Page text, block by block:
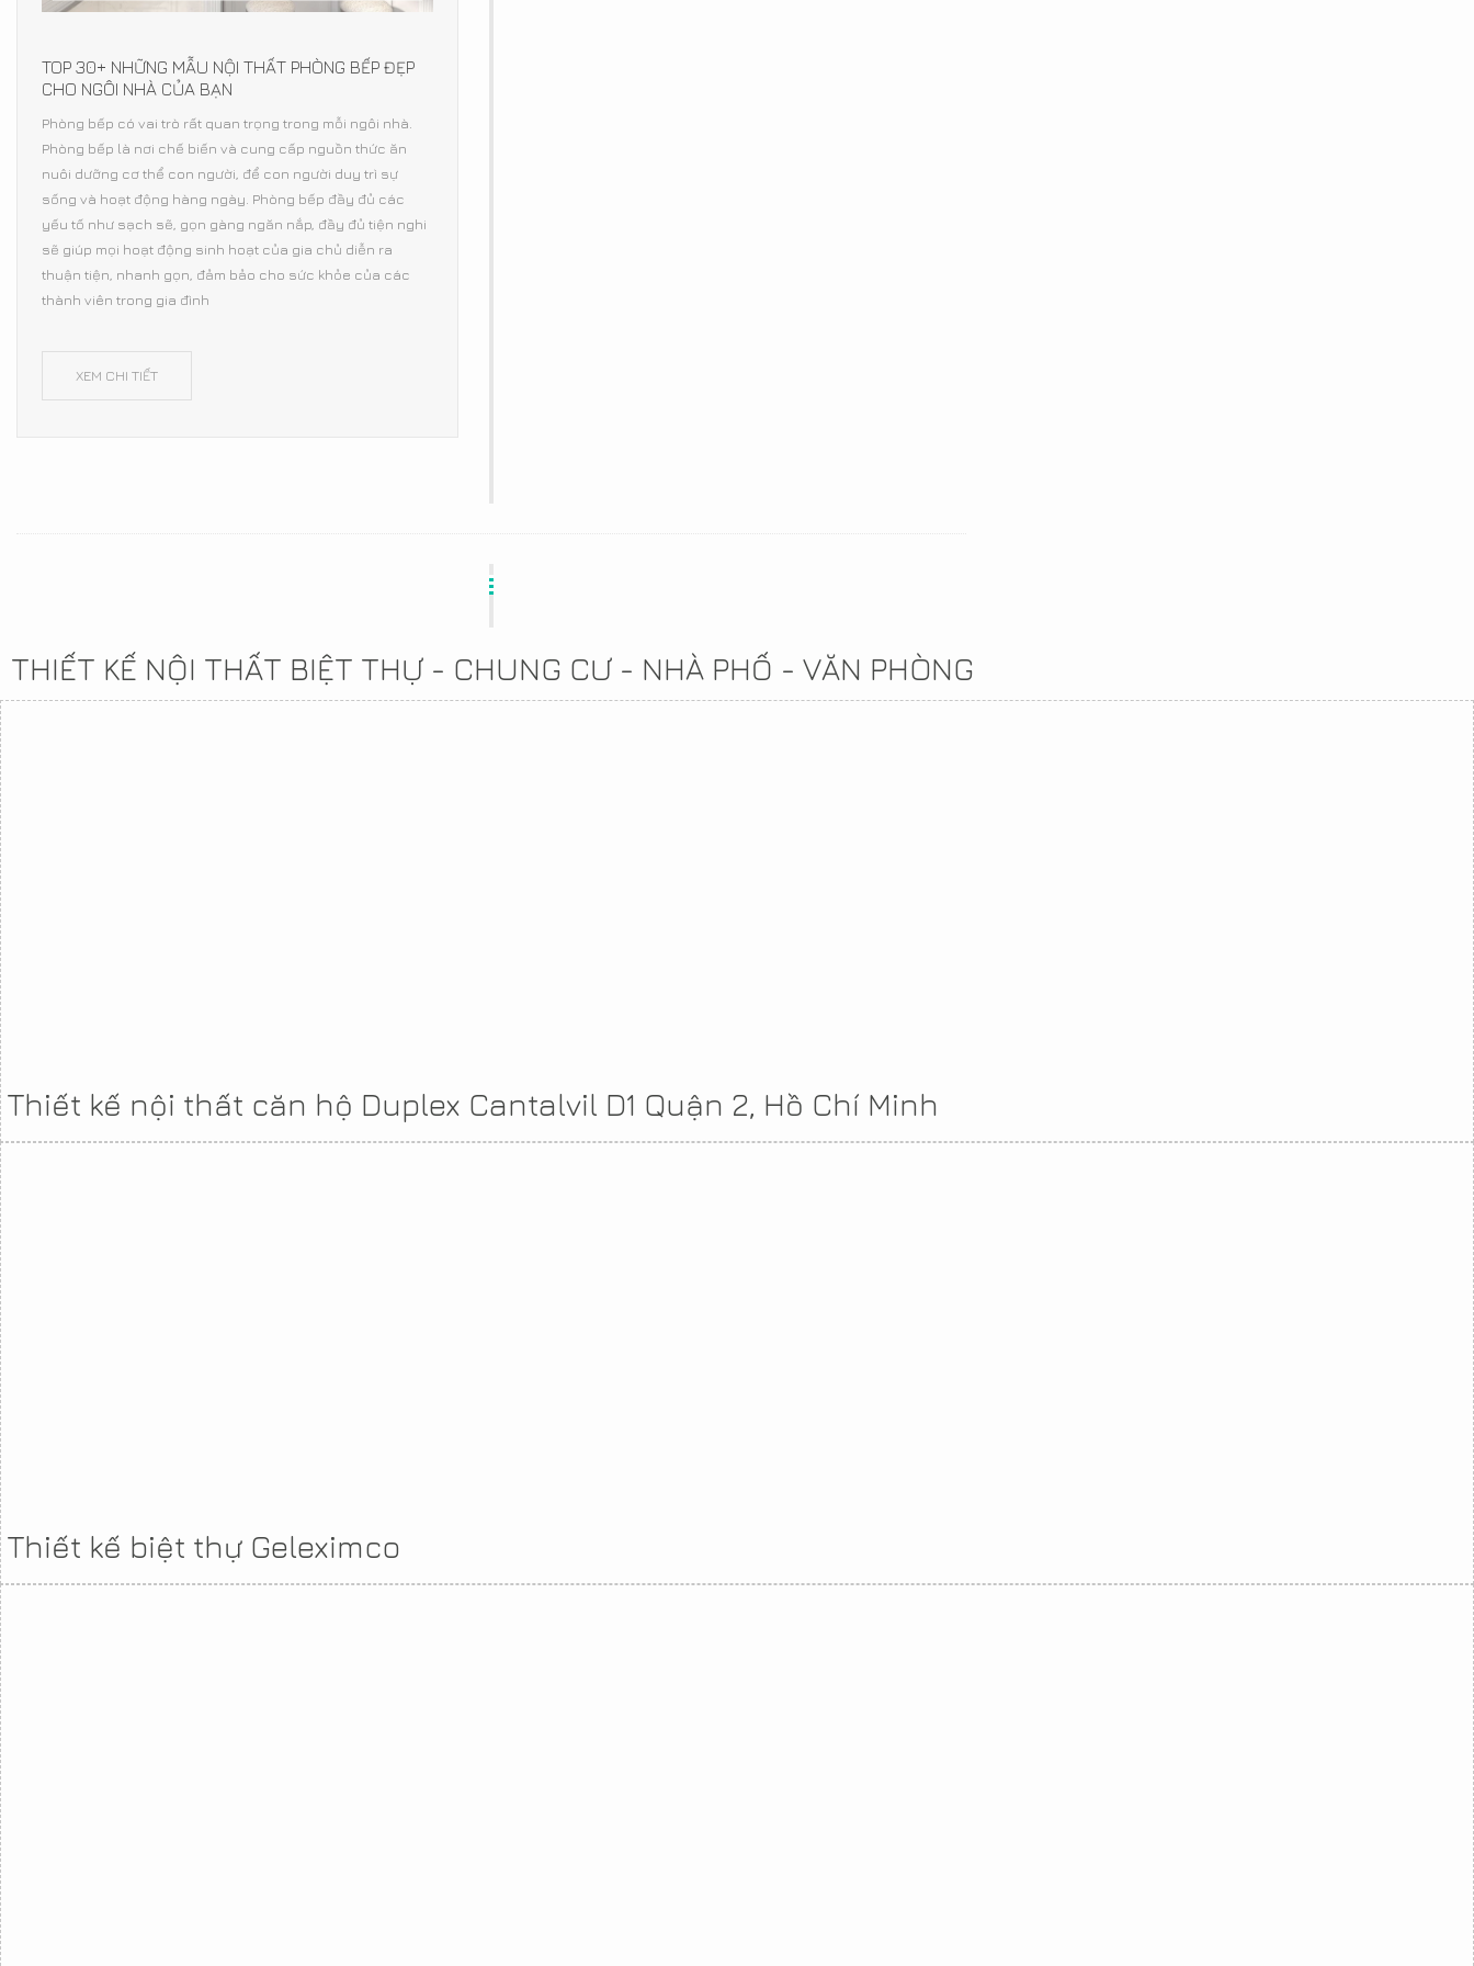
TOP 30+ NHỮNG MẪU NỘI THẤT PHÒNG BẾP ĐẸP
CHO NGÔI NHÀ CỦA BẠN
Phòng bếp có vai trò rất quan trọng trong mỗi ngôi nhà.
Phòng bếp là nơi chế biến và cung cấp nguồn thức ăn
nuôi dưỡng cơ thể con người, để con người duy trì sự
sống và hoạt động hàng ngày. Phòng bếp đầy đủ các
yếu tố như sạch sẽ, gọn gàng ngăn nắp, đầy đủ tiện nghi
sẽ giúp mọi hoạt động sinh hoạt của gia chủ diễn ra
thuận tiện, nhanh gọn, đảm bảo cho sức khỏe của các
thành viên trong gia đình
XEM CHI TIẾT
THIẾT KẾ NỘI THẤT BIỆT THỰ - CHUNG CƯ - NHÀ PHỐ - VĂN PHÒNG
Thiết kế nội thất căn hộ Duplex Cantalvil D1 Quận 2, Hồ Chí Minh
Thiết kế biệt thự Geleximco